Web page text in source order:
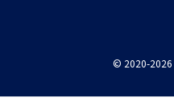
© 2020-2026